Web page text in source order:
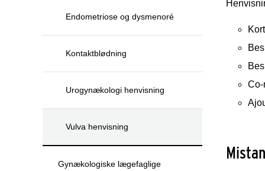
Endometriose og dysmenoré
Kontaktblødning
Urogynækologi henvisning
Vulva henvisning
Gynækologiske lægefaglige
Co-